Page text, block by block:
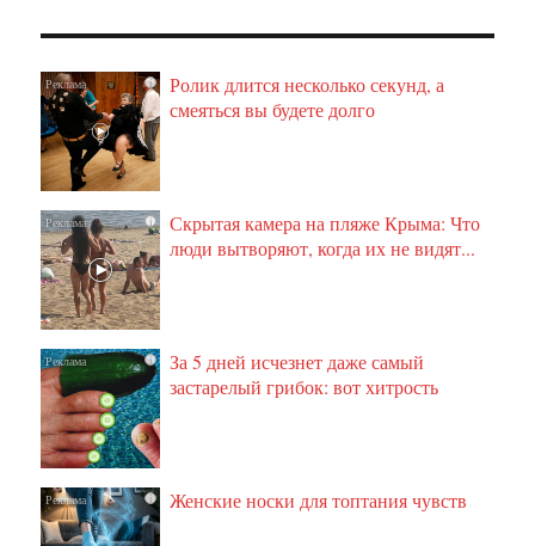
i
Ролик длится несколько секунд, а
смеяться вы будете долго
i
Скрытая камера на пляже Крыма: Что
люди вытворяют, когда их не видят...
i
За 5 дней исчезнет даже самый
застарелый грибок: вот хитрость
i Женские носки для топтания чувств